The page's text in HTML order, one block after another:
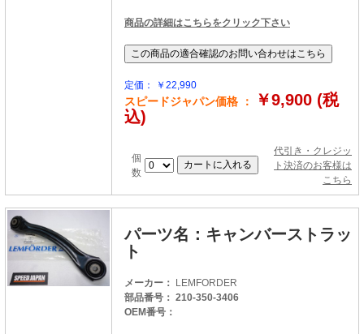
商品の詳細はこちらをクリック下さい
定価： ￥22,990
スピードジャパン価格 ：
￥9,900 (税
込)
個
数
代引き・クレジッ
ト決済のお客様は
こちら
パーツ名：キャンバーストラッ
ト
メーカー： LEMFORDER
部品番号： 210-350-3406
OEM番号：